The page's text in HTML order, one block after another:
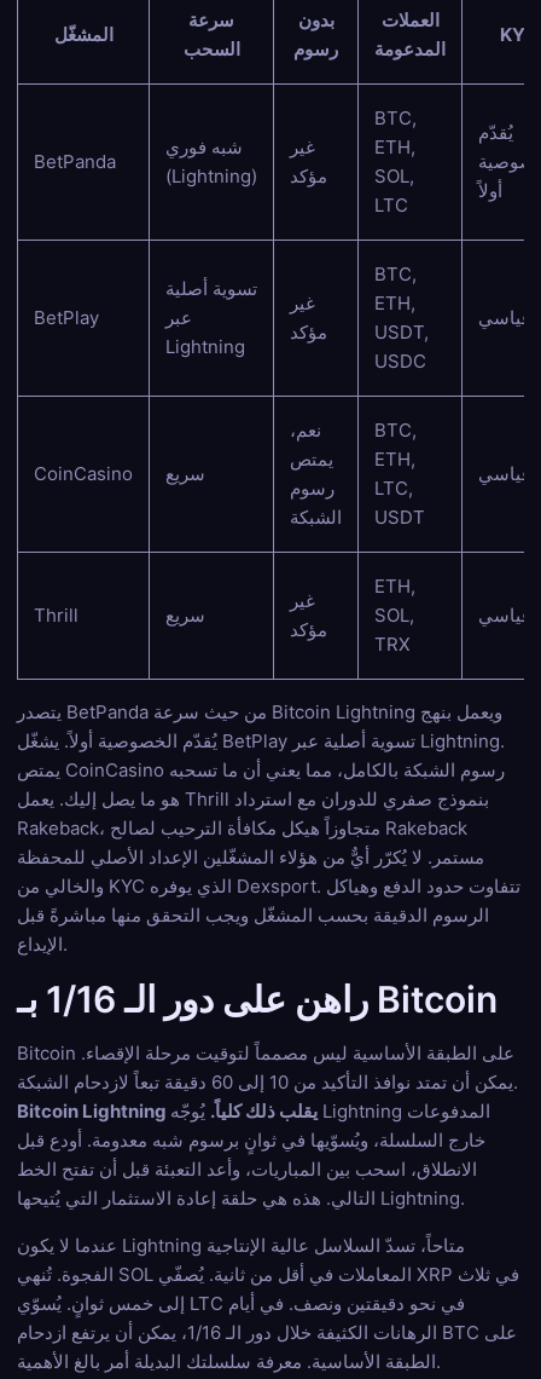
المشغّل
سرعة
السحب
بدون
رسوم
العملات
المدعومة
KYC
BetPanda
شبه فوري
(Lightning)
غير
مؤكد
BTC,
ETH,
SOL,
LTC
يُقدّم
أولاً
BetPlay
تسوية أصلية
عبر
Lightning
غير
مؤكد
BTC,
ETH,
USDT,
USDC
قياسي
CoinCasino سريع
نعم،
يمتص
رسوم
الشبكة
BTC,
ETH,
LTC,
USDT
قياسي
Thrill سريع
غير
مؤكد
ETH,
SOL,
TRX
قياسي
يتصدر BetPanda من حيث سرعة Bitcoin Lightning ويعمل بنهج
يُقدّم الخصوصية أولاً. يشغّل BetPlay تسوية أصلية عبر Lightning.
يمتص CoinCasino رسوم الشبكة بالكامل، مما يعني أن ما تسحبه
هو ما يصل إليك. يعمل Thrill بنموذج صفري للدوران مع استرداد
Rakeback، متجاوزاً هيكل مكافأة الترحيب لصالح Rakeback
مستمر. لا يُكرّر أيٌّ من هؤلاء المشغّلين الإعداد الأصلي للمحفظة
والخالي من KYC الذي يوفره Dexsport. تتفاوت حدود الدفع وهياكل
الرسوم الدقيقة بحسب المشغّل ويجب التحقق منها مباشرةً قبل
الإيداع.
راهن على دور الـ 1/16 بـ Bitcoin
Bitcoin على الطبقة الأساسية ليس مصمماً لتوقيت مرحلة الإقصاء.
يمكن أن تمتد نوافذ التأكيد من 10 إلى 60 دقيقة تبعاً لازدحام الشبكة.
Bitcoin Lightning يقلب ذلك كلياً. يُوجّه Lightning المدفوعات
خارج السلسلة، ويُسوّيها في ثوانٍ برسوم شبه معدومة. أودع قبل
الانطلاق، اسحب بين المباريات، وأعد التعبئة قبل أن تفتح الخط
التالي. هذه هي حلقة إعادة الاستثمار التي يُتيحها Lightning.
عندما لا يكون Lightning متاحاً، تسدّ السلاسل عالية الإنتاجية
الفجوة. تُنهي SOL المعاملات في أقل من ثانية. يُصفّي XRP في ثلاث
إلى خمس ثوانٍ. يُسوّي LTC في نحو دقيقتين ونصف. في أيام
الرهانات الكثيفة خلال دور الـ 1/16، يمكن أن يرتفع ازدحام BTC على
الطبقة الأساسية. معرفة سلسلتك البديلة أمر بالغ الأهمية.